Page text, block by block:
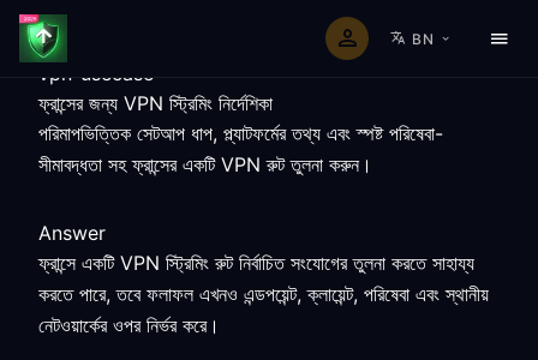
BN
vpn-usecase
ফ্রান্সের জন্য VPN স্ট্রিমিং নির্দেশিকা
পরিমাপভিত্তিক সেটআপ ধাপ, প্ল্যাটফর্মের তথ্য এবং স্পষ্ট পরিষেবা-
সীমাবদ্ধতা সহ ফ্রান্সের একটি VPN রুট তুলনা করুন।
Answer
ফ্রান্সে একটি VPN স্ট্রিমিং রুট নির্বাচিত সংযোগের তুলনা করতে সাহায্য
করতে পারে, তবে ফলাফল এখনও এন্ডপয়েন্ট, ক্লায়েন্ট, পরিষেবা এবং স্থানীয়
নেটওয়ার্কের ওপর নির্ভর করে।